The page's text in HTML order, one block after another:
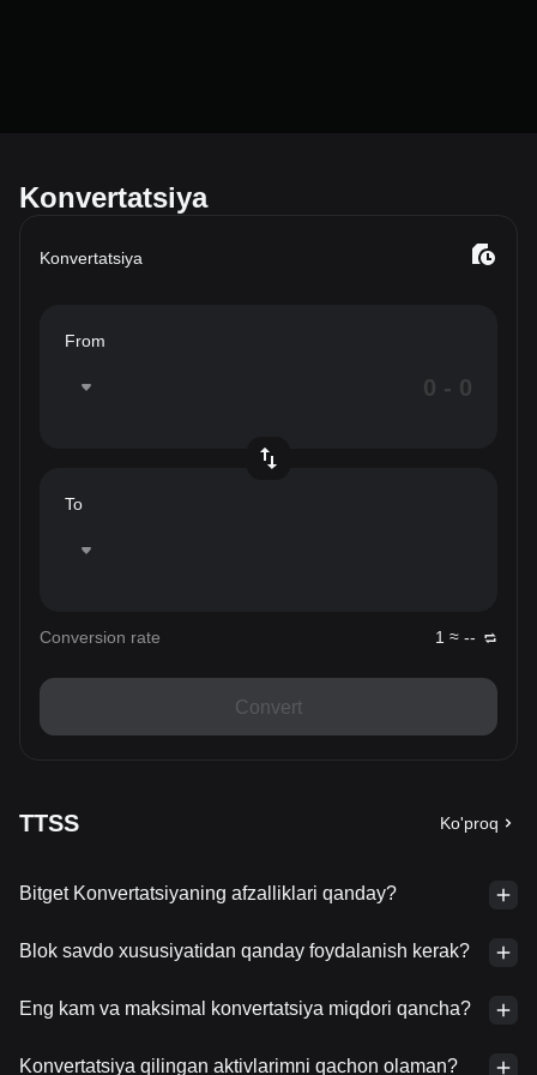
Konvertatsiya
Konvertatsiya
From
To
Conversion rate 1 ≈ --
Convert
TTSS Ko'proq
Bitget Konvertatsiyaning afzalliklari qanday?
Blok savdo xususiyatidan qanday foydalanish kerak?
Eng kam va maksimal konvertatsiya miqdori qancha?
Konvertatsiya qilingan aktivlarimni qachon olaman?